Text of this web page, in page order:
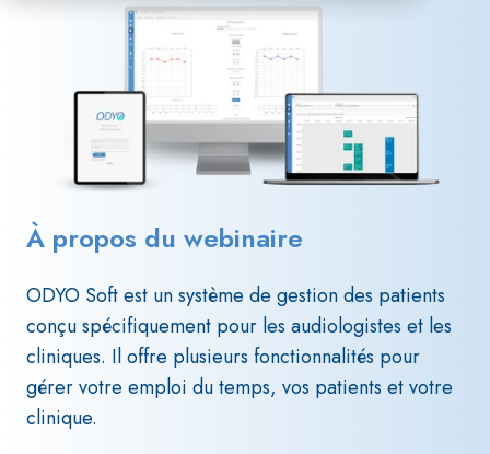
À propos du webinaire
ODYO Soft est un système de gestion des patients
conçu spécifiquement pour les audiologistes et les
cliniques. Iloffre plusieurs fonctionnalités pour
gérer votre emploi du temps, vos patients et votre
clinique.